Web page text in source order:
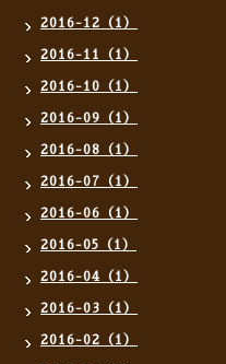
2016-12（1）
2016-11（1）
2016-10（1）
2016-09（1）
2016-08（1）
2016-07（1）
2016-06（1）
2016-05（1）
2016-04（1）
2016-03（1）
2016-02（1）